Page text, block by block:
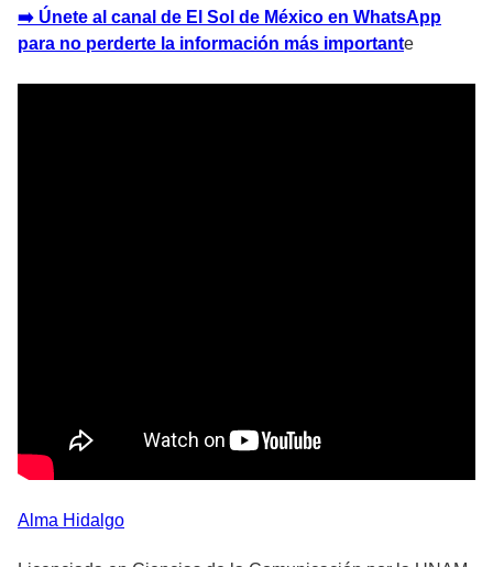
➡️ Únete al canal de El Sol de México en WhatsApp
para no perderte la información más importante
Alma Hidalgo